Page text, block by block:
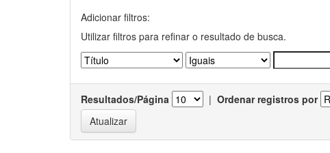
Adicionar filtros:
Utilizar filtros para refinar o resultado de busca.
Resultados/Página | Ordenar registros por